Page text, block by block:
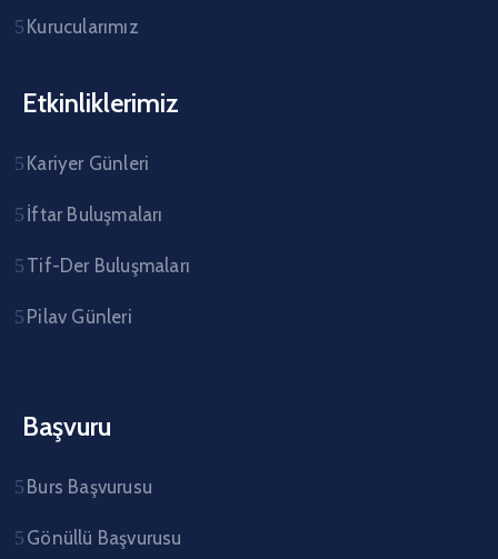
Kurucularımız
Etkinliklerimiz
Kariyer Günleri
İftar Buluşmaları
Tif-Der Buluşmaları
Pilav Günleri
Başvuru
Burs Başvurusu
Gönüllü Başvurusu